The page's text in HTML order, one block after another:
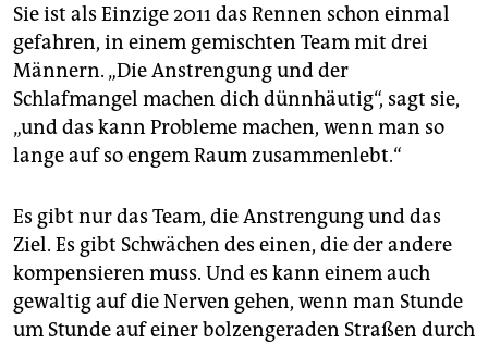
Sie ist als Einzige 2011 das Rennen schon einmal
gefahren, in einem gemischten Team mit drei
Männern. „Die Anstrengung und der
Schlafmangel machen dich dünnhäutig“, sagt sie,
„und das kann Probleme machen, wenn man so
lange auf so engem Raum zusammenlebt.“
Es gibt nur das Team, die Anstrengung und das
Ziel. Es gibt Schwächen des einen, die der andere
kompensieren muss. Und es kann einem auch
gewaltig auf die Nerven gehen, wenn man Stunde
um Stunde auf einer bolzengeraden Straßen durch